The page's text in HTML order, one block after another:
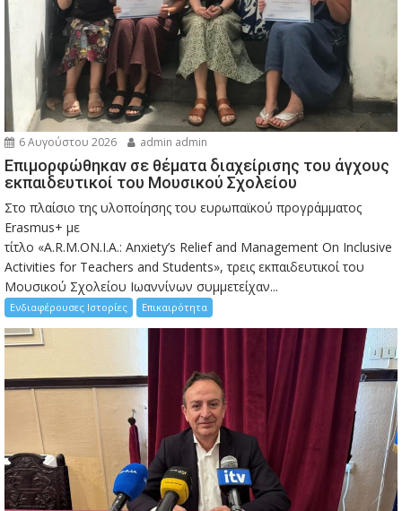
6 Αυγούστου 2026 admin admin
Eπιμορφώθηκαν σε θέματα διαχείρισης του άγχους
εκπαιδευτικοί του Μουσικού Σχολείου
Στο πλαίσιο της υλοποίησης του ευρωπαϊκού προγράμματος
Erasmus+ με
τίτλο «A.R.M.ON.I.A.: Anxiety’s Relief and Management On Inclusive
Activities for Teachers and Students», τρεις εκπαιδευτικοί του
Μουσικού Σχολείου Ιωαννίνων συμμετείχαν...
Ενδιαφέρουσες Ιστορίες Επικαιρότητα